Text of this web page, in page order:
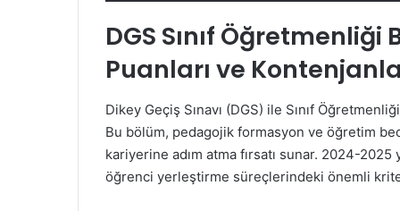
DGS Sınıf
Puanları ve
Dikey Geçiş Sınavı (DGS) ile Sınıf
Bu bölüm, pedagojik formasyon ve öğretim
kariyerine adım atma fırsatı sunar. 2024-
öğrenci yerleştirme süreçlerindeki önemli